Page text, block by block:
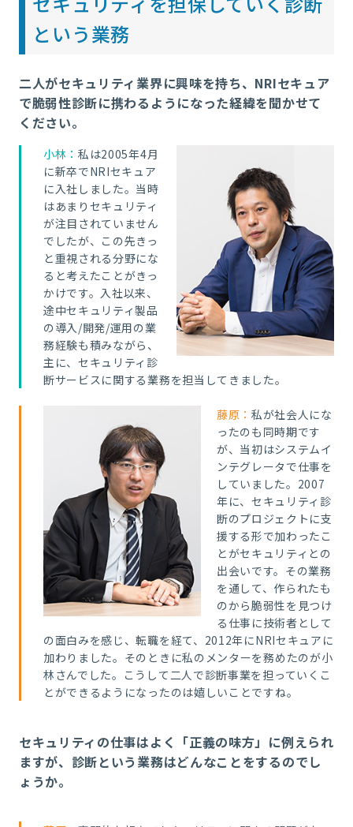
という業務
二人がセキュリティ業界に興味を持ち、NRIセキュア
で脆弱性診断に携わるようになった経緯を聞かせて
ください。
小林： 私は2005年4月
に新卒でNRIセキュア
に入社しました。当時
はあまりセキュリティ
が注目されていません
でしたが、この先きっ
と重視される分野にな
ると考えたことがきっ
かけです。入社以来、
途中セキュリティ製品
の導入/開発/運用の業
務経験も積みながら、
主に、セキュリティ診
断サービスに関する業務を担当してきました。
藤原： 私が社会人にな
ったのも同時期です
が、当初はシステムイ
ンテグレータで仕事を
していました。2007
年に、セキュリティ診
断のプロジェクトに支
援する形で加わったこ
とがセキュリティとの
出会いです。その業務
を通して、作られたも
のから脆弱性を見つけ
る仕事に技術者として
の面白みを感じ、転職を経て、2012年にNRIセキュアに
加わりました。そのときに私のメンターを務めたのが小
林さんでした。こうして二人で診断事業を担っていくこ
とができるようになったのは嬉しいことですね。
セキュリティの仕事はよく「正義の味方」に例えられ
ますが、診断という業務はどんなことをするのでし
ょうか。